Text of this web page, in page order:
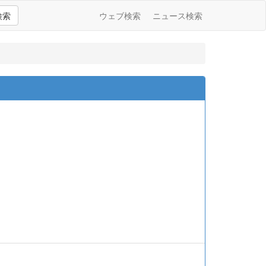
索 ウェブ検索 ニュース検索